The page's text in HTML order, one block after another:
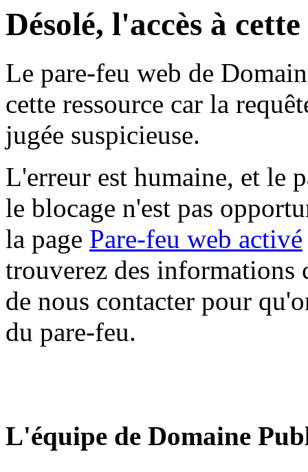
Désolé, l'accès à
Le pare-feu web de
cette ressource car la
jugée suspicieuse.
L'erreur est humaine, et le
le blocage n'est pas
la page Pare-feu web activé
trouverez des informations
de nous contacter pour
du pare-feu.
L'équipe de Domaine